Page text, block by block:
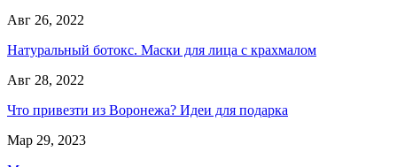
Авг 26, 2022
Натуральный ботокс. Маски для лица с крахмалом
Авг 28, 2022
Что привезти из Воронежа? Идеи для подарка
Мар 29, 2023